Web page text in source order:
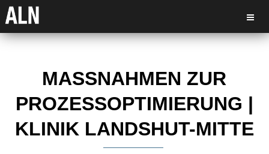
MASSNAHMEN ZUR P
ROZESSOPTIMIERUNG | K
LINIK LANDSHUT-MITTE